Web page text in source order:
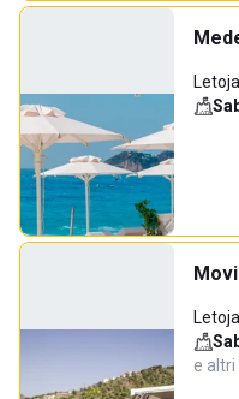
e altri